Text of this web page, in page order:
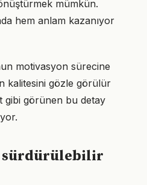
mümkün.
hem anlam kazanıyor
motivasyon sürecine
kalitesini gözle görülür
gibi görünen bu detay
sürdürülebilir